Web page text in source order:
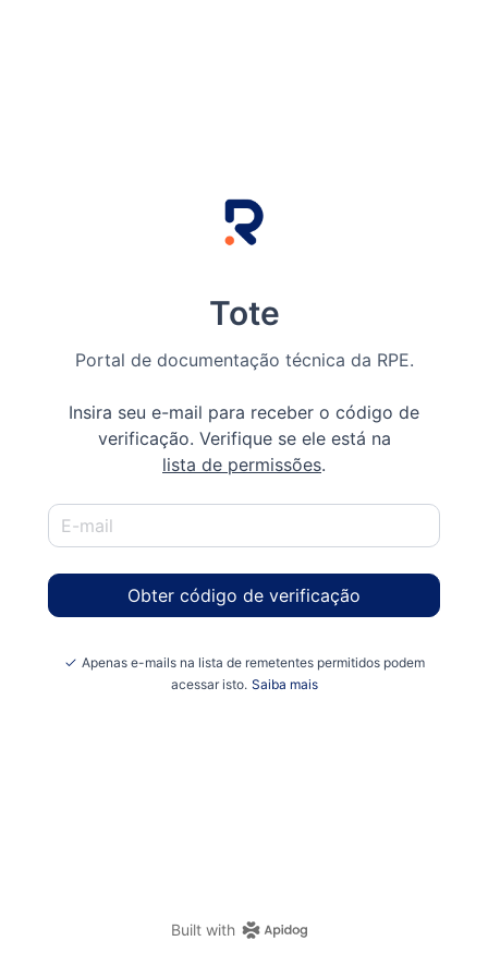
Tote
Portal de documentação técnica da RPE.
Insira seu e-mail para receber o código de
verificação. Verifique se ele está na
lista de permissões.
Obter código de verificação
Apenas e-mails na lista de remetentes permitidos podem
acessar isto. Saiba mais
Built with